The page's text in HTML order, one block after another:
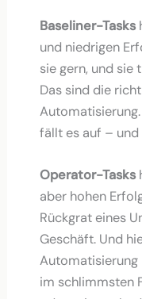
Baseliner-Tasks
und niedrigen
sie gern, und sie
Das sind die
fällt es auf – und
Operator-Tasks
aber hohen
Rückgrat eines
Geschäft. Und
Automatisierung
im schlimmsten